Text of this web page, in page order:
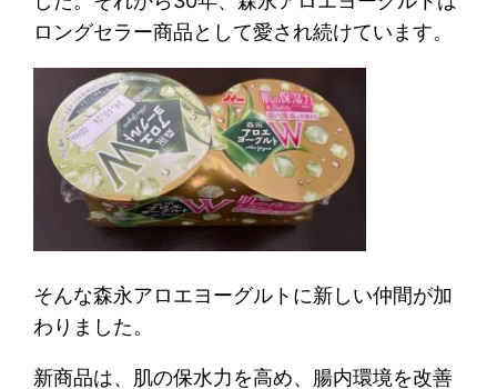
ロングセラー商品として愛され続けています。
そんな森永アロエヨーグルトに新しい仲間が加
わりました。
新商品は、肌の保水力を高め、腸内環境を改善